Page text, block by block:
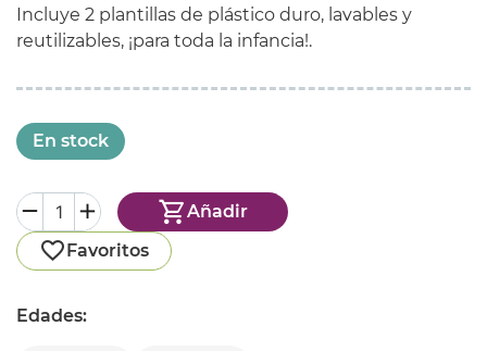
Incluye 2 plantillas de plástico duro, lavables y
reutilizables, ¡para toda la infancia!.
En stock
Añadir
Favoritos
Edades: